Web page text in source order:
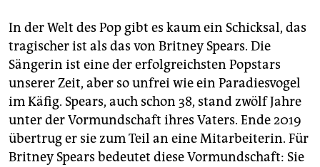
genossenschaft
epaper login
In der Welt des Pop gibt es kaum ein Schicksal, das
tragischer ist als das von Britney Spears. Die
Sängerin ist eine der erfolgreichsten Popstars
unserer Zeit, aber so unfrei wie ein Paradiesvogel
im Käfig. Spears, auch schon 38, stand zwölf Jahre
unter der Vormundschaft ihres Vaters. Ende 2019
übertrug er sie zum Teil an eine Mitarbeiterin. Für
Britney Spears bedeutet diese Vormundschaft: Sie